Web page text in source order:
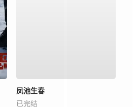
凤池生春
已完结